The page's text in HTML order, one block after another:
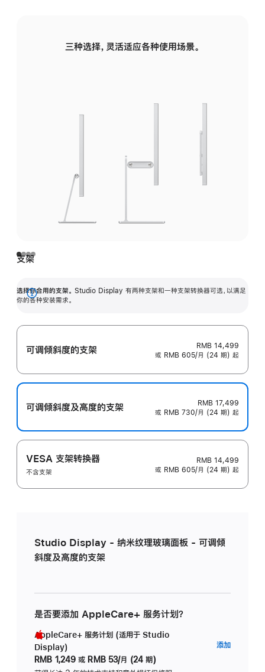
三种选择，灵活适应各种使用场景。
支架
选择你合用的支架。 Studio Display 有两种支架和一种支架转换器可选，以满足
你的各种安装需求。
展
可调倾斜度的支架
RMB 14,499
或 RMB 605/月 (24 期) 起
可调倾斜度及高‍度的支‍架
RMB 17,499
或 RMB 730/月 (24 期) 起
VESA 支架转换器
不含支架
RMB 14,499
或 RMB 605/月 (24 期) 起
Studio Display - 纳米纹理玻璃面板 - 可调倾
斜度及高度的支架
是否要添加 AppleCare+ 服务计划？
AppleCare+ 服务计划 (适用于 Studio
Display)
RMB 1,249 或 RMB 53/月 (24 期)
添加